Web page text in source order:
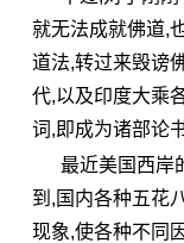
就无法成就佛道,
道法,转过来毁谤
代,以及印度大乘
词,即成为诸部论
最近美国西岸
到,国内各种五花
现象,使各种不同